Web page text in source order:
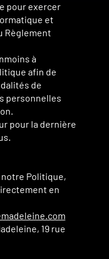
pour exercer
et
Règlement
à
afin de
de
personnelles
pour la dernière
Politique,
en
19 rue